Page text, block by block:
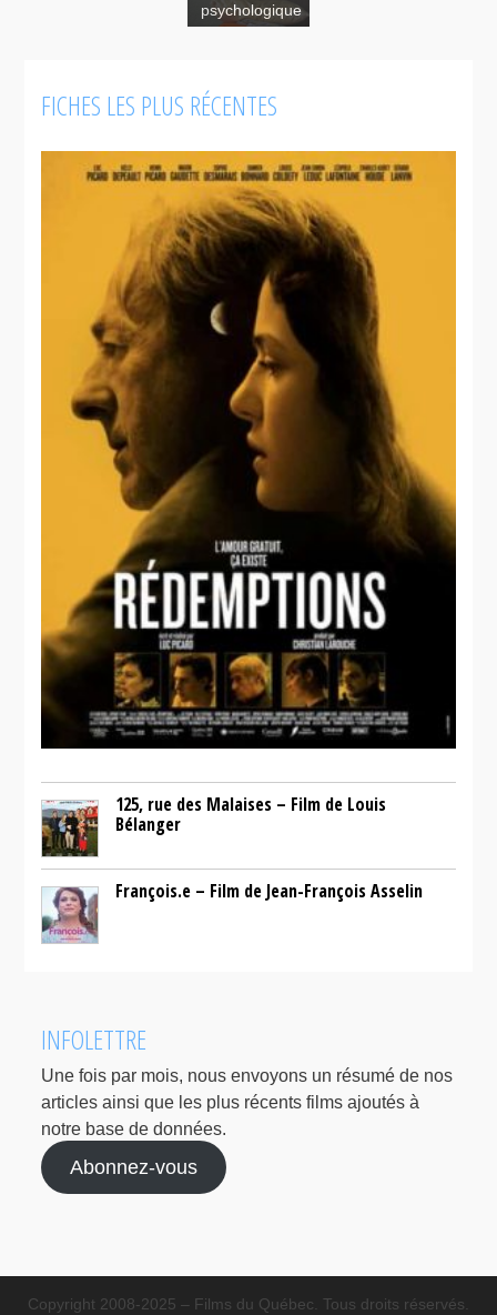
psychologique
FICHES LES PLUS RÉCENTES
125, rue des Malaises – Film de Louis
Bélanger
François.e – Film de Jean-François Asselin
INFOLETTRE
Une fois par mois, nous envoyons un résumé de nos
articles ainsi que les plus récents films ajoutés à
notre base de données.
Abonnez-vous
Copyright 2008-2025 – Films du Québec. Tous droits réservés.